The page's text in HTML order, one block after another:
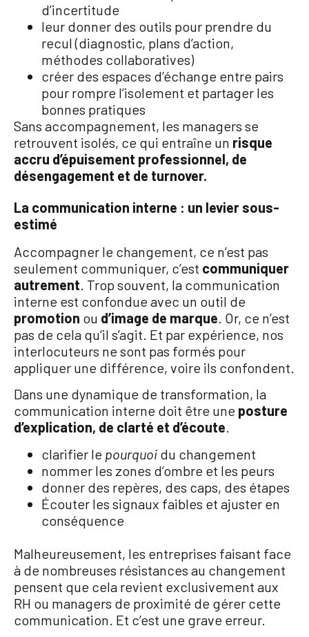
d’incertitude
leur donner des outils pour prendre du
recul (diagnostic, plans d’action,
méthodes collaboratives)
créer des espaces d’échange entre pairs
pour rompre l’isolement et partager les
bonnes pratiques
Sans accompagnement, les managers se
retrouvent isolés, ce qui entraîne un risque
accru d’épuisement professionnel, de
désengagement et de turnover.
La communication interne : un levier sous-
estimé
Accompagner le changement, ce n’est pas
seulement communiquer, c’est communiquer
autrement. Trop souvent, la communication
interne est confondue avec un outil de
promotion ou d’image de marque. Or, ce n’est
pas de cela qu’il s’agit. Et par expérience, nos
interlocuteurs ne sont pas formés pour
appliquer une différence, voire ils confondent.
Dans une dynamique de transformation, la
communication interne doit être une posture
d’explication, de clarté et d’écoute.
clarifier le pourquoi du changement
nommer les zones d’ombre et les peurs
donner des repères, des caps, des étapes
Écouter les signaux faibles et ajuster en
conséquence
Malheureusement, les entreprises faisant face
à de nombreuses résistances au changement
pensent que cela revient exclusivement aux
RH ou managers de proximité de gérer cette
communication. Et c’est une grave erreur.